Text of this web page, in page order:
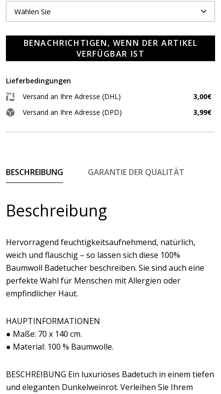
BENACHRICHTIGEN, WENN DER ARTIKEL
VERFÜGBAR IST
Lieferbedingungen
Versand an Ihre Adresse (DHL)
3,00€
Versand an Ihre Adresse (DPD)
3,99€
BESCHREIBUNG GARANTIE DER QUALITÄT
Beschreibung
Hervorragend feuchtigkeitsaufnehmend, natürlich,
weich und flauschig – so lassen sich diese 100%
Baumwoll Badetucher beschreiben. Sie sind auch eine
perfekte Wahl für Menschen mit Allergien oder
empfindlicher Haut.
HAUPTINFORMATIONEN
● Maße: 70 x 140 cm.
● Material: 100 % Baumwolle.
BESCHREIBUNG Ein luxuriöses Badetuch in einem tiefen
und eleganten Dunkelweinrot. Verleihen Sie Ihrem